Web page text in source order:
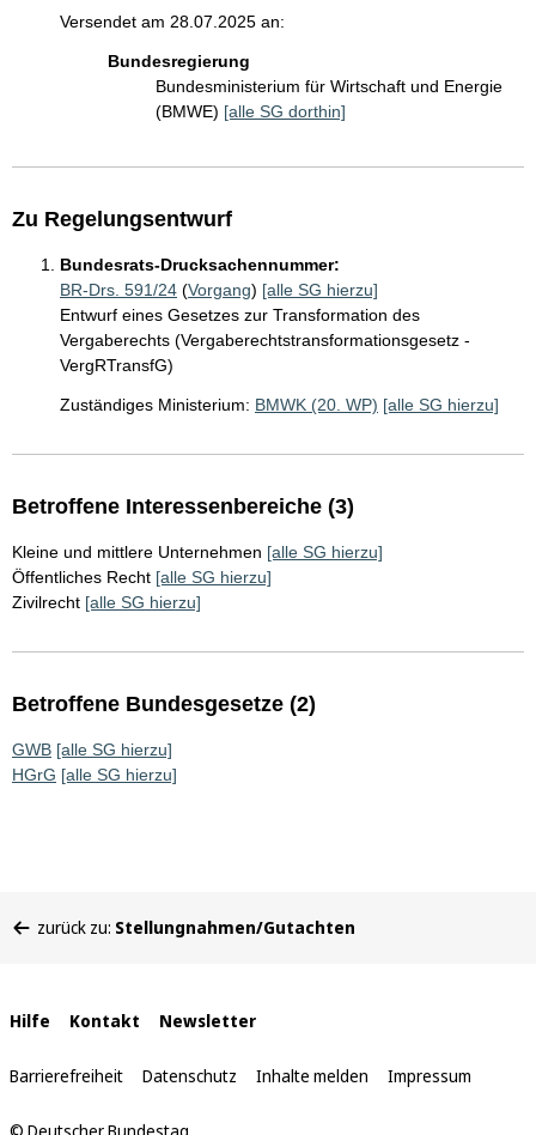
Versendet am 28.07.2025 an:
Bundesregierung
Bundesministerium für Wirtschaft und Energie
(BMWE) [alle SG dorthin]
Zu Regelungsentwurf
Bundesrats-Drucksachennummer:
BR-Drs. 591/24 (Vorgang) [alle SG hierzu]
Entwurf eines Gesetzes zur Transformation des
Vergaberechts (Vergaberechtstransformationsgesetz -
VergRTransfG)
Zuständiges Ministerium: BMWK (20. WP) [alle SG hierzu]
Betroffene Interessenbereiche (3)
Kleine und mittlere Unternehmen [alle SG hierzu]
Öffentliches Recht [alle SG hierzu]
Zivilrecht [alle SG hierzu]
Betroffene Bundesgesetze (2)
GWB [alle SG hierzu]
HGrG [alle SG hierzu]
befinden
zurück zu: Stellungnahmen/Gutachten
Interne
Links
Hilfe Kontakt Newsletter
Barrierefreiheit Datenschutz Inhalte melden Impressum